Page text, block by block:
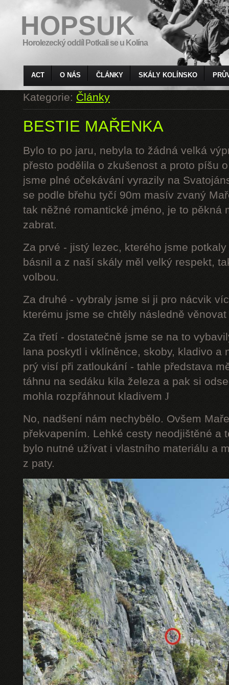
HOPSUK
Horolezecký oddíl Potkali se u Kolína
ACT O NÁS ČLÁNKY SKÁLY KOLÍNSKO
Kategorie:Články
BESTIE MAŘENKA
Bylo to po jaru, nebyla to žádná velká
přesto podělila o zkušenost a proto píšu
jsme plné očekávání vyrazily na
se podle břehu tyčí 90m masív zvaný
tak něžné romantické jméno, je to pěkná
zabrat.
Za prvé - jistý lezec, kterého jsme
básnil a z naší skály měl velký respekt,
volbou.
Za druhé - vybraly jsme si ji pro nácvik
kterému jsme se chtěly následně
Za třetí - dostatečně jsme se na to
lana poskytl i vklíněnce, skoby, kladivo a
prý visí při zatloukání - tahle představa
táhnu na sedáku kila železa a pak si
mohla rozpřáhnout kladivem J
No, nadšení nám nechybělo. Ovšem
překvapením. Lehké cesty neodjištěné a
bylo nutné užívat i vlastního materiálu a
z paty.